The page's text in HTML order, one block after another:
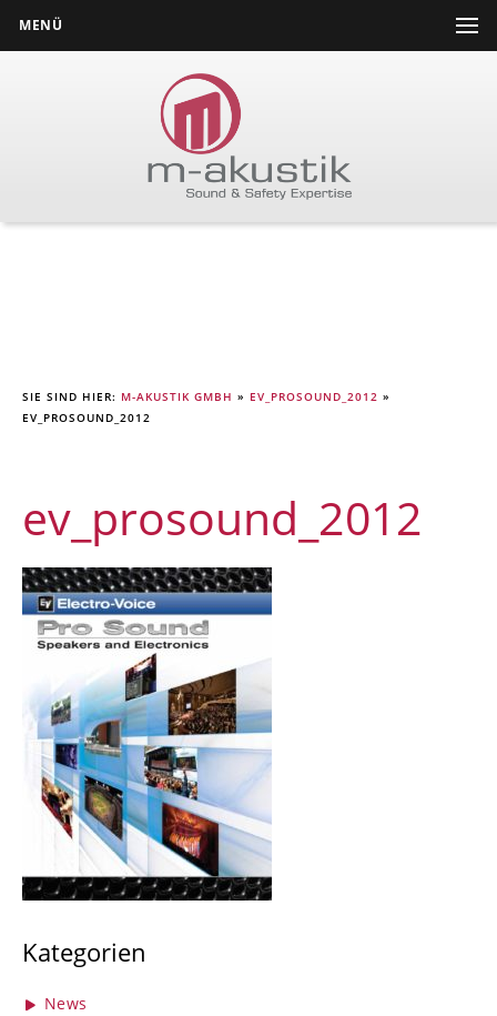
MENÜ
SIE SIND HIER: M-AKUSTIK GMBH » EV_PROSOUND_2012 »
EV_PROSOUND_2012
ev_prosound_2012
Kategorien
News